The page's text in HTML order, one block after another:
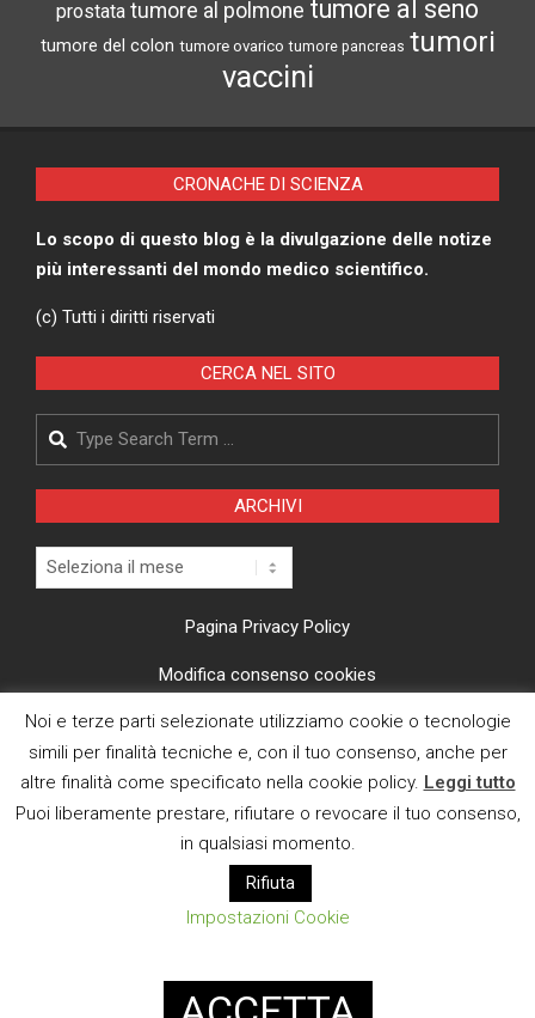
prostata tumore al polmone tumore al seno
tumore del colon tumore ovarico tumore pancreas tumori
vaccini
CRONACHE DI SCIENZA
Lo scopo di questo blog è la divulgazione delle notize
più interessanti del mondo medico scientifico.
(c) Tutti i diritti riservati
CERCA NEL SITO
Search
ARCHIVI
Archivi
Pagina Privacy Policy
Modifica consenso cookies
CI TROVI ANCHE SU
E MAIL
Designed usingMagazine News Byte. Powered by
Noi e terze parti selezionate utilizziamo cookie o tecnologie
simili per finalità tecniche e, con il tuo consenso, anche per
altre finalità come specificato nella cookie policy. Leggi tutto
Puoi liberamente prestare, rifiutare o revocare il tuo consenso,
in qualsiasi momento.
Rifiuta
Impostazioni Cookie